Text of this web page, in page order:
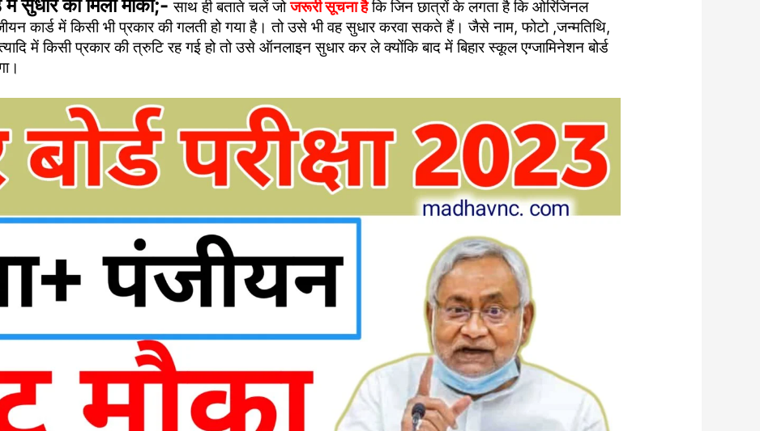
सुधार का मिला मौका;-साथ ही बताते चलें जोजरूरी सूचना हैकि जिन छात्रों के लगता है कि ओरिजिनल
कार्ड में किसी भी प्रकार की गलती हो गया है। तो उसे भी वह सुधार करवा सकते हैं। जैसे नाम, फोटो ,जन्मतिथि,
में किसी प्रकार की त्रुटि रह गई हो तो उसे ऑनलाइन सुधार कर ले क्योंकि बाद में बिहार स्कूल एग्जामिनेशन बोर्ड